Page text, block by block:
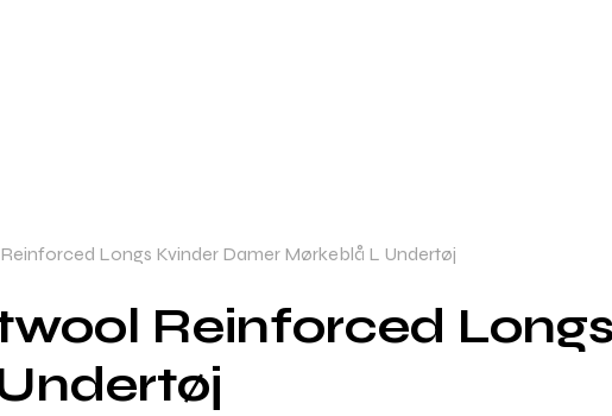
Longs Kvinder Damer Mørkeblå L Undertøj
Reinforced